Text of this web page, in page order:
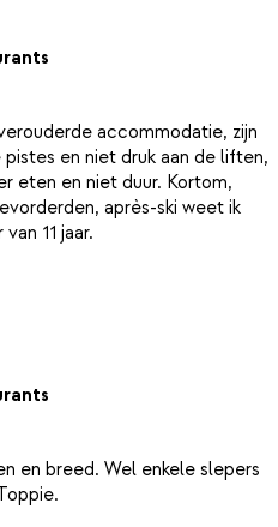
accommodatie, zijn
en niet druk aan de liften,
eten en niet duur. Kortom,
après-ski weet ik
en breed. Wel enkele slepers